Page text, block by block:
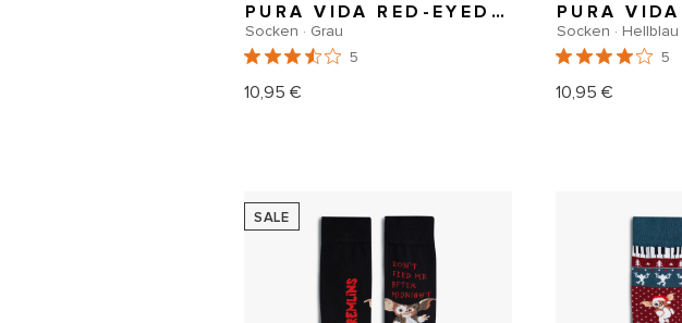
PURA VIDA RED-EYED TREE FROG
Socken · Grau
5
Normaler
10,95 €
Socken · Hellblau
5
Normaler
10,95 €
SALE